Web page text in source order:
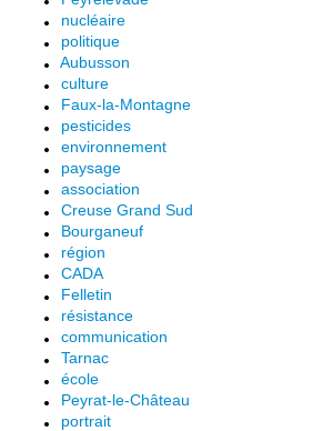
nucléaire
politique
Aubusson
culture
Faux-la-Montagne
pesticides
environnement
paysage
association
Creuse Grand Sud
Bourganeuf
région
CADA
Felletin
résistance
communication
Tarnac
école
Peyrat-le-Château
portrait